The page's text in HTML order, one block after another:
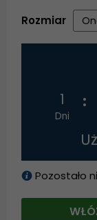
Rozmiar
1
Dni
Pozostało